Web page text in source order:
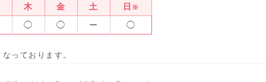
木 金 土 日 ※
◯ ◯ ー ◯
っております。